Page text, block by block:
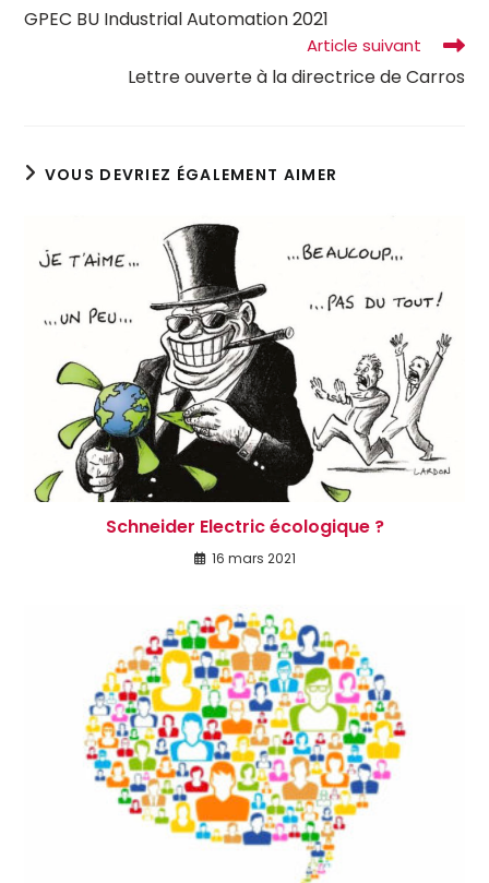
GPEC BU Industrial Automation 2021
Article suivant
Lettre ouverte à la directrice de Carros
VOUS DEVRIEZ ÉGALEMENT AIMER
Schneider Electric écologique ?
16 mars 2021